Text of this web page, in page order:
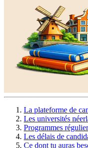
La plateforme de
Les universités
Programmes
Les délais de
Ce dont tu auras